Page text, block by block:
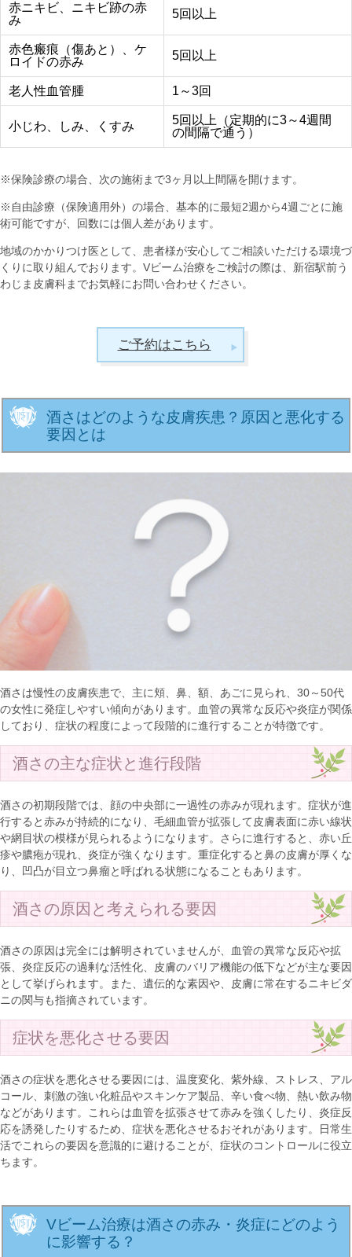
赤ニキビ、ニキビ跡の赤
み
5回以上
赤色瘢痕（傷あと）、ケ
ロイドの赤み
5回以上
老人性血管腫 1～3回
小じわ、しみ、くすみ
5回以上（定期的に3～4週間
の間隔で通う）
※保険診療の場合、次の施術まで3ヶ月以上間隔を開けます。
※自由診療（保険適用外）の場合、基本的に最短2週から4週ごとに施
術可能ですが、回数には個人差があります。
地域のかかりつけ医として、患者様が安心してご相談いただける環境づ
くりに取り組んでおります。Vビーム治療をご検討の際は、新宿駅前う
わじま皮膚科までお気軽にお問い合わせください。
ご予約はこちら
酒さはどのような皮膚疾患？原因と悪化する
要因とは
酒さは慢性の皮膚疾患で、主に頬、鼻、額、あごに見られ、30～50代
の女性に発症しやすい傾向があります。血管の異常な反応や炎症が関係
しており、症状の程度によって段階的に進行することが特徴です。
酒さの主な症状と進行段階
酒さの初期段階では、顔の中央部に一過性の赤みが現れます。症状が進
行すると赤みが持続的になり、毛細血管が拡張して皮膚表面に赤い線状
や網目状の模様が見られるようになります。さらに進行すると、赤い丘
疹や膿疱が現れ、炎症が強くなります。重症化すると鼻の皮膚が厚くな
り、凹凸が目立つ鼻瘤と呼ばれる状態になることもあります。
酒さの原因と考えられる要因
酒さの原因は完全には解明されていませんが、血管の異常な反応や拡
張、炎症反応の過剰な活性化、皮膚のバリア機能の低下などが主な要因
として挙げられます。また、遺伝的な素因や、皮膚に常在するニキビダ
ニの関与も指摘されています。
症状を悪化させる要因
酒さの症状を悪化させる要因には、温度変化、紫外線、ストレス、アル
コール、刺激の強い化粧品やスキンケア製品、辛い食べ物、熱い飲み物
などがあります。これらは血管を拡張させて赤みを強くしたり、炎症反
応を誘発したりするため、症状を悪化させるおそれがあります。日常生
活でこれらの要因を意識的に避けることが、症状のコントロールに役立
ちます。
Vビーム治療は酒さの赤み・炎症にどのよう
に影響する？